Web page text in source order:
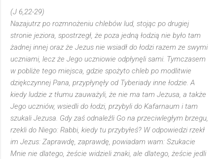
(J 6,22-29)
Nazajutrz po rozmnożeniu chlebów lud, stojąc po drugiej
stronie jeziora, spostrzegł, że poza jedną łodzią nie było tam
żadnej innej oraz że Jezus nie wsiadł do łodzi razem ze swymi
uczniami, lecz że Jego uczniowie odpłynęli sami. Tymczasem
w pobliże tego miejsca, gdzie spożyto chleb po modlitwie
dziękczynnej Pana, przypłynęły od Tyberiady inne łodzie. A
kiedy ludzie z tłumu zauważyli, że nie ma tam Jezusa, a także
Jego uczniów, wsiedli do łodzi, przybyli do Kafarnaum i tam
szukali Jezusa. Gdy zaś odnaleźli Go na przeciwległym brzegu,
rzekli do Niego: Rabbi, kiedy tu przybyłeś? W odpowiedzi rzekł
im Jezus: Zaprawdę, zaprawdę, powiadam wam: Szukacie
Mnie nie dlatego, żeście widzieli znaki, ale dlatego, żeście jedli